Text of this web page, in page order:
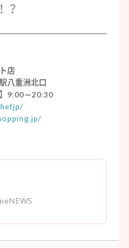
？
店
八重洲北口
9:00～20:30